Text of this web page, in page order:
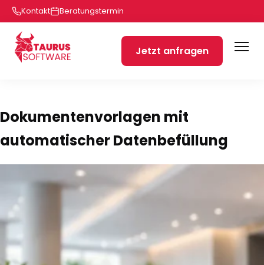
Kontakt Beratungstermin
Jetzt anfragen
Dokumentenvorlagen mit
automatischer Datenbefüllung